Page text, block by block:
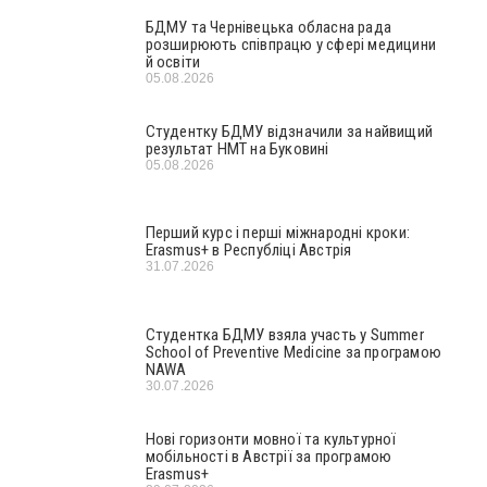
БДМУ та Чернівецька обласна рада
розширюють співпрацю у сфері медицини
й освіти
05.08.2026
Студентку БДМУ відзначили за найвищий
результат НМТ на Буковині
05.08.2026
Перший курс і перші міжнародні кроки:
Erasmus+ в Республіці Австрія
31.07.2026
Студентка БДМУ взяла участь у Summer
School of Preventive Medicine за програмою
NAWA
30.07.2026
Нові горизонти мовної та культурної
мобільності в Австрії за програмою
Erasmus+